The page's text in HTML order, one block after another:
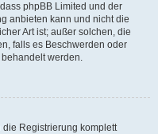
phpBB Limited und der
anbieten kann und nicht die
Art ist; außer solchen, die
falls es Beschwerden oder
werden.
die Registrierung komplett